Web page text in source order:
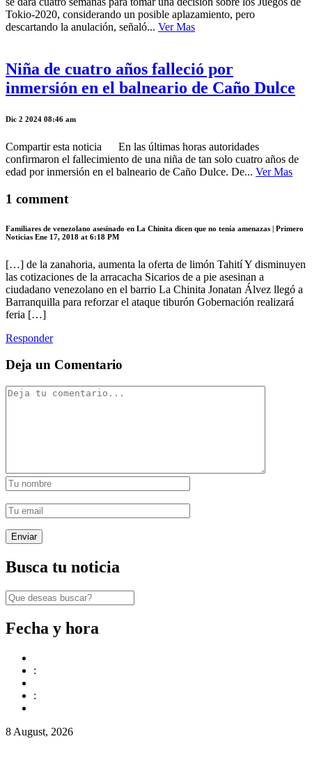
Tokio-2020, considerando un posible aplazamiento, pero
descartando la anulación, señaló... Ver Mas
Niña de cuatro años falleció por
inmersión en el balneario de Caño Dulce
Dic 2 2024 08:46 am
Compartir esta noticia En las últimas horas autoridades
confirmaron el fallecimiento de una niña de tan solo cuatro años de
edad por inmersión en el balneario de Caño Dulce. De... Ver Mas
1 comment
Familiares de venezolano asesinado en La Chinita dicen que no tenía amenazas | Primero
Noticias Ene 17, 2018 at 6:18 PM
[…] de la zanahoria, aumenta la oferta de limón Tahití Y disminuyen
las cotizaciones de la arracacha Sicarios de a pie asesinan a
ciudadano venezolano en el barrio La Chinita Jonatan Álvez llegó a
Barranquilla para reforzar el ataque tiburón Gobernación realizará
feria […]
Responder
Deja un Comentario
Busca tu noticia
Fecha y hora
:
:
8 August, 2026